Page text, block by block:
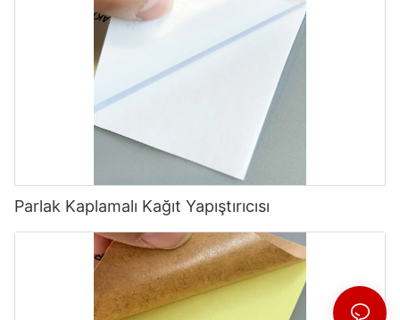
Parlak Kaplamalı Kağıt Yapıştırıcısı